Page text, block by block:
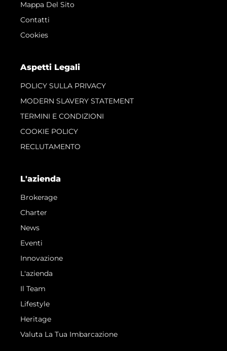
Mappa Del Sito
Contatti
Cookies
Aspetti Legali
POLICY SULLA PRIVACY
MODERN SLAVERY STATEMENT
TERMINI E CONDIZIONI
COOKIE POLICY
RECLUTAMENTO
L'azienda
Brokerage
Charter
News
Eventi
Innovazione
L'azienda
Il Team
Lifestyle
Heritage
Valuta La Tua Imbarcazione